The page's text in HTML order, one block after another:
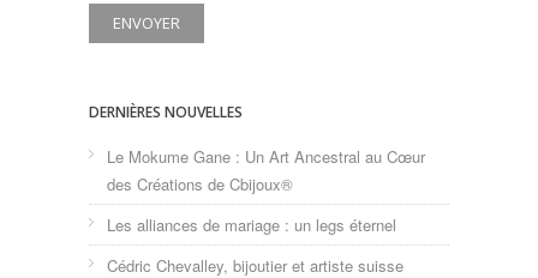
DERNIÈRES NOUVELLES
Le Mokume Gane : Un Art Ancestral au Cœur
des Créations de Cbijoux®
Les alliances de mariage : un legs éternel
Cédric Chevalley, bijoutier et artiste suisse